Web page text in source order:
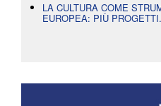
LA CULTURA COME
EUROPEA: PIÙ